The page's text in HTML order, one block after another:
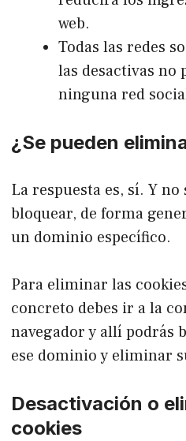
web.
Todas las redes
las desactivas no
ninguna red
¿Se pueden
La respuesta es, sí. Y
bloquear, de forma
un dominio específico.
Para eliminar las
concreto debes ir a la
navegador y allí podrás
ese dominio y eliminar
Desactivación o
cookies